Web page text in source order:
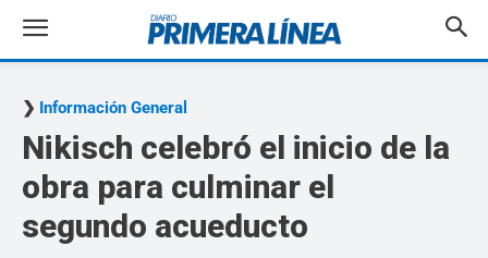
Información General
Nikisch celebró el inicio de la
obra para culminar el
segundo acueducto